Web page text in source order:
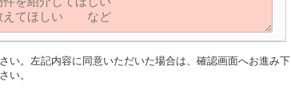
い。左記内容に同意いただいた場合は、確認画面へお進み下
さい。